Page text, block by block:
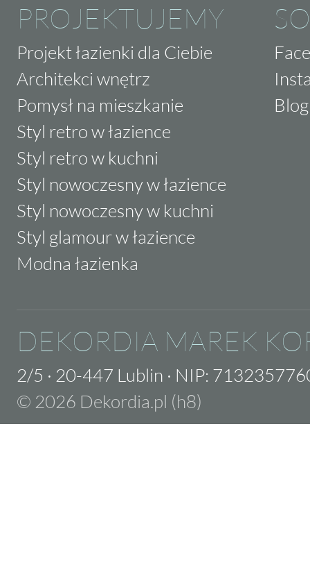
PROJEKTUJEMY
Projekt łazienki dla Ciebie
Architekci wnętrz
Pomysł na mieszkanie
Styl retro w łazience
Styl retro w kuchni
Styl nowoczesny w łazience
Styl nowoczesny w kuchni
Styl glamour w łazience
Modna łazienka
Blog
DEKORDIA MAREK
2/5 · 20-447 Lublin · NIP:
© 2026 Dekordia.pl (h8)